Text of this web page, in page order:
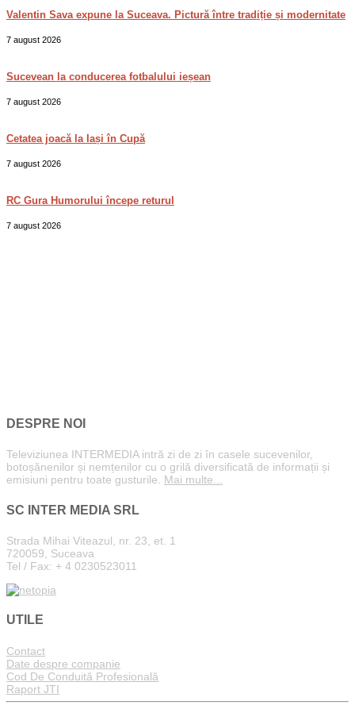
Valentin Sava expune la Suceava. Pictură între tradiție și modernitate
7 august 2026
Sucevean la conducerea fotbalului ieșean
7 august 2026
Cetatea joacă la Iași în Cupă
7 august 2026
RC Gura Humorului începe returul
7 august 2026
DESPRE NOI
Televiziunea INTERMEDIA intră zi de zi în casele sucevenilor,
botoșănenilor și nemțenilor cu o grilă diversificată de informații și
emisiuni pentru toate gusturile. Mai multe...
SC INTER MEDIA SRL
Strada Mihai Viteazul, nr. 23, et. 1
720059, Suceava
Tel / Fax: + 4 0230523011
UTILE
Contact
Date despre companie
Cod De Conduită Profesională
Raport JTI